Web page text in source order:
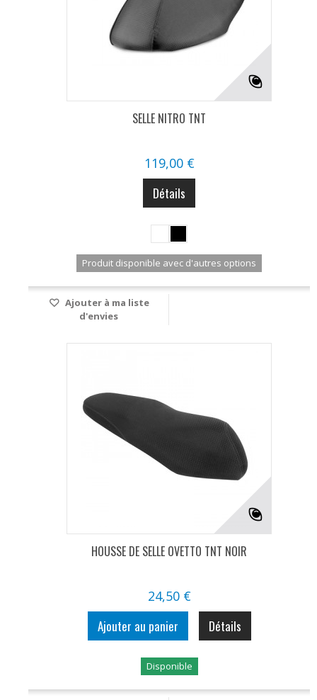
SELLE NITRO TNT
119,00 €
Détails
Produit disponible avec d'autres options
Ajouter à ma liste
d'envies
HOUSSE DE SELLE OVETTO TNT NOIR
24,50 €
Ajouter au panier Détails
Disponible